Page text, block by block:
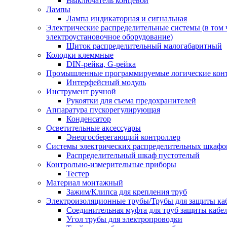
Лампы
Лампа индикаторная и сигнальная
Электрические распределительные системы (в том
электроустановочное оборудование)
Щиток распределительный малогабаритный
Колодки клеммные
DIN-рейка, G-рейка
Промышленные программируемые логические
Интерфейсный модуль
Инструмент ручной
Рукоятки для съема предохранителей
Аппаратура пускорегулирующая
Конденсатор
Осветительные аксессуары
Энергосберегающий контроллер
Системы электрических распределительных
Распределительный шкаф пустотелый
Контрольно-измерительные приборы
Тестер
Материал монтажный
Зажим/Клипса для крепления труб
Электроизоляционные трубы/Трубы для защиты
Соединительная муфта для труб защиты
Угол трубы для электропроводки